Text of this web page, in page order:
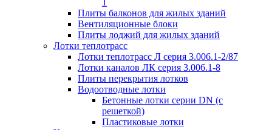
1
Плиты балконов для жилых зданий
Вентиляционные блоки
Плиты лоджий для жилых зданий
Лотки теплотрасс
Лотки теплотрасс Л серия 3.006.1-2/87
Лотки каналов ЛК серия 3.006.1-8
Плиты перекрытия лотков
Водоотводные лотки
Бетонные лотки серии DN (с
решеткой)
Пластиковые лотки